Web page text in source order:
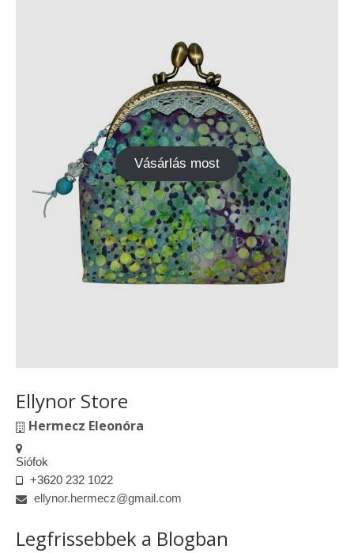
Vásárlás most
Ellynor Store
Hermecz Eleonóra
Siófok
+3620 232 1022
ellynor.hermecz@gmail.com
Legfrissebbek a Blogban